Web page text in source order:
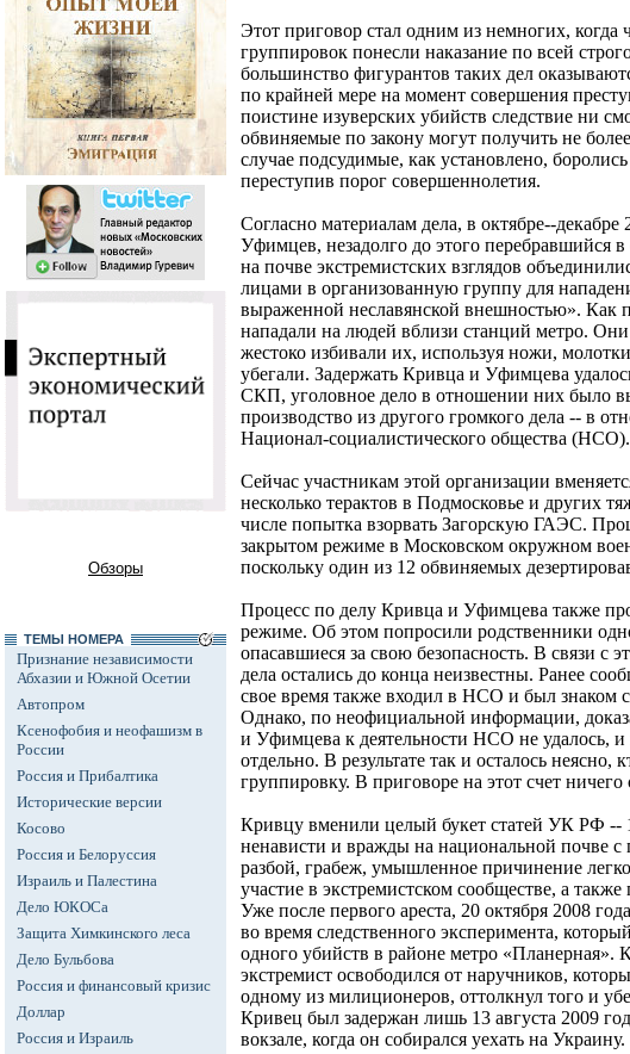
Обзоры
ТЕМЫ НОМЕРА
Признание независимости
Абхазии и Южной Осетии
Автопром
Ксенофобия и неофашизм в
России
Россия и Прибалтика
Исторические версии
Косово
Россия и Белоруссия
Израиль и Палестина
Дело ЮКОСа
Защита Химкинского леса
Дело Бульбова
Россия и финансовый кризис
Доллар
Россия и Израиль
Этот приговор стал одним из немногих,
группировок понесли наказание по всей
большинство фигурантов таких дел
по крайней мере на момент совершения
поистине изуверских убийств следствие ни
обвиняемые по закону могут получить не
случае подсудимые, как установлено,
переступив порог совершеннолетия.
Согласно материалам дела, в октябре--
Уфимцев, незадолго до этого перебравшийся
на почве экстремистских взглядов
лицами в организованную группу для
выраженной неславянской внешностью». Как
нападали на людей вблизи станций метро. Они
жестоко избивали их, используя ножи,
убегали. Задержать Кривца и Уфимцева
СКП, уголовное дело в отношении них было
производство из другого громкого дела -- в
Национал-социалистического общества (НСО).
Сейчас участникам этой организации
несколько терактов в Подмосковье и других
числе попытка взорвать Загорскую ГАЭС.
закрытом режиме в Московском окружном
поскольку один из 12 обвиняемых
Процесс по делу Кривца и Уфимцева также
режиме. Об этом попросили родственники
опасавшиеся за свою безопасность. В связи с
дела остались до конца неизвестны. Ранее
свое время также входил в НСО и был знаком
Однако, по неофициальной информации,
и Уфимцева к деятельности НСО не удалось, и
отдельно. В результате так и осталось неясно,
группировку. В приговоре на этот счет ничего
Кривцу вменили целый букет статей УК РФ --
ненависти и вражды на национальной почве
разбой, грабеж, умышленное причинение
участие в экстремистском сообществе, а
Уже после первого ареста, 20 октября 2008
во время следственного эксперимента,
одного убийств в районе метро «Планерная».
экстремист освободился от наручников,
одному из милиционеров, оттолкнул того и
Кривец был задержан лишь 13 августа 2009
вокзале, когда он собирался уехать на Украину.